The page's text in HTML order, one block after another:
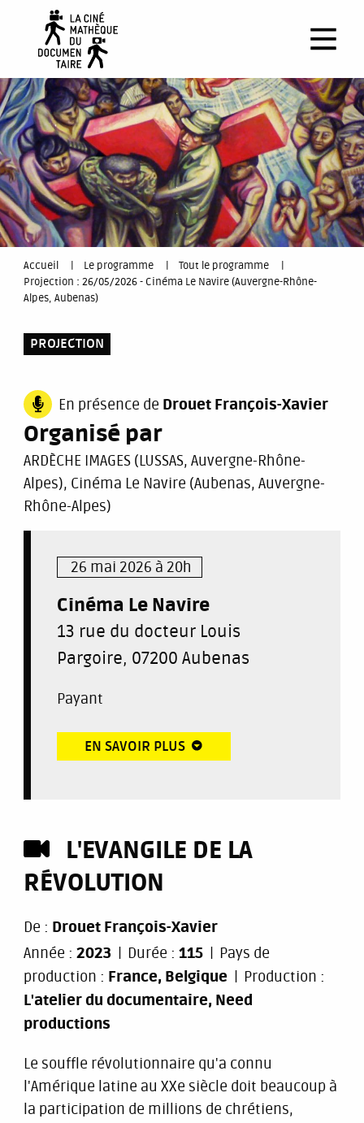
contenu
principal
You
are
here
Accueil Le programme
Tout le programme
Projection : 26/05/2026 - Cinéma Le Navire (Auvergne-Rhône-
Alpes, Aubenas)
PROJECTION
En présence de Drouet François-Xavier
Organisé par
ARDÈCHE IMAGES (LUSSAS, Auvergne-Rhône-
Alpes), Cinéma Le Navire (Aubenas, Auvergne-
Rhône-Alpes)
26 mai 2026 à 20h
Cinéma Le Navire
13 rue du docteur Louis
Pargoire, 07200 Aubenas
Payant
EN SAVOIR PLUS
L'EVANGILE DE LA
RÉVOLUTION
De : Drouet François-Xavier
Année : 2023 Durée : 115
Pays de
production : France, Belgique Production :
L'atelier du documentaire, Need
productions
Le souffle révolutionnaire qu'a connu
l'Amérique latine au XXe siècle doit beaucoup à
la participation de millions de chrétiens,